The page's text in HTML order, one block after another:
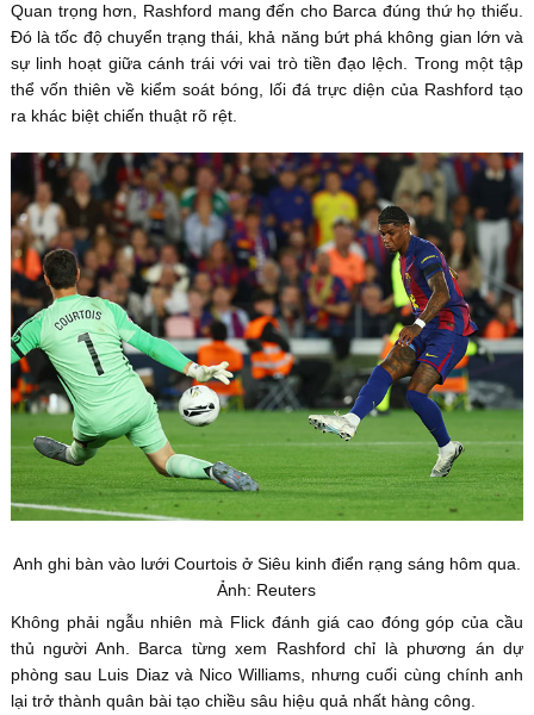
Quan trọng hơn, Rashford mang đến cho Barca đúng thứ họ thiếu.
Đó là tốc độ chuyển trạng thái, khả năng bứt phá không gian lớn và
sự linh hoạt giữa cánh trái với vai trò tiền đạo lệch. Trong một tập
thể vốn thiên về kiểm soát bóng, lối đá trực diện của Rashford tạo
ra khác biệt chiến thuật rõ rệt.
Anh ghi bàn vào lưới Courtois ở Siêu kinh điển rạng sáng hôm qua.
Ảnh: Reuters
Không phải ngẫu nhiên mà Flick đánh giá cao đóng góp của cầu
thủ người Anh. Barca từng xem Rashford chỉ là phương án dự
phòng sau Luis Diaz và Nico Williams, nhưng cuối cùng chính anh
lại trở thành quân bài tạo chiều sâu hiệu quả nhất hàng công.